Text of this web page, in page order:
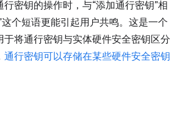
密钥的操作时，与“添加通行密钥”相
这个短语更能引起用户共鸣。这是一个
于将通行密钥与实体硬件安全密钥区分
通行密钥可以存储在某些硬件安全密钥